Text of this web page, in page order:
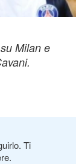
Milan e
Ti